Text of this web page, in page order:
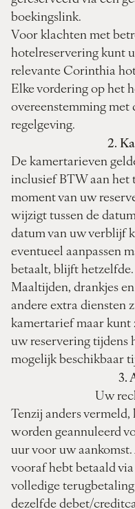
boekingslink.
Voor klachten met
hotelreservering kunt
relevante Corinthia
Elke vordering op het
overeenstemming met
regelgeving.
2.
De kamertarieven
inclusief BTW aan het
moment van uw
wijzigt tussen de
datum van uw verblijf
eventueel aanpassen
betaalt, blijft hetzelfde.
Maaltijden, drankjes
andere extra diensten
kamertarief maar kunt
uw reservering tijdens
mogelijk beschikbaar
3.
Uw
Tenzij anders
worden geannuleerd
uur voor uw
vooraf hebt betaald
volledige
dezelfde debet/